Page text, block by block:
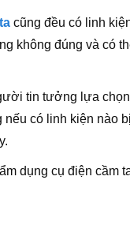
cũng đều có linh
không đúng và có
tin tưởng lựa
có linh kiện nào
dụng cụ điện cầm